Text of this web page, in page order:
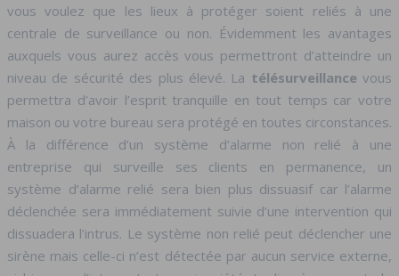
vous voulez que les lieux à protéger soient reliés à une
centrale de surveillance ou non. Évidemment les avantages
auxquels vous aurez accès vous permettront d’atteindre un
niveau de sécurité des plus élevé. La télésurveillance vous
permettra d’avoir l’esprit tranquille en tout temps car votre
maison ou votre bureau sera protégé en toutes circonstances.
À la différence d’un système d’alarme non relié à une
entreprise qui surveille ses clients en permanence, un
système d’alarme relié sera bien plus dissuasif car l’alarme
déclenchée sera immédiatement suivie d’une intervention qui
dissuadera l’intrus. Le système non relié peut déclencher une
sirène mais celle-ci n’est détectée par aucun service externe,